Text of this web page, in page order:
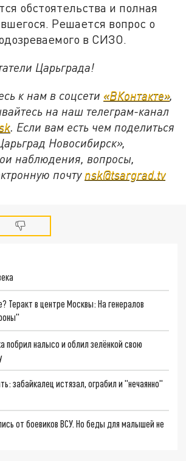
обстоятельства и полная
Решается вопрос о
в СИЗО.
Царьграда!
к нам в соцсети «ВКонтакте»,
на наш телеграм-канал
. Если вам есть чем поделиться
Новосибирск»,
наблюдения, вопросы,
почту nsk@tsargrad.tv
Теракт в центре Москвы: На генералов
побрил налысо и облил зелёнкой свою
забайкалец истязал, ограбил и "нечаянно"
от боевиков ВСУ. Но беды для малышей не